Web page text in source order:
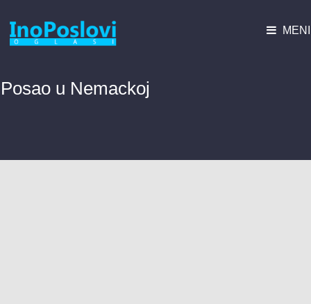
MENI
Posao u Nemackoj